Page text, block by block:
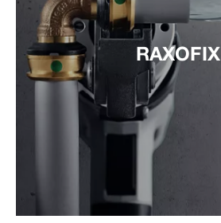
RAXOFIX